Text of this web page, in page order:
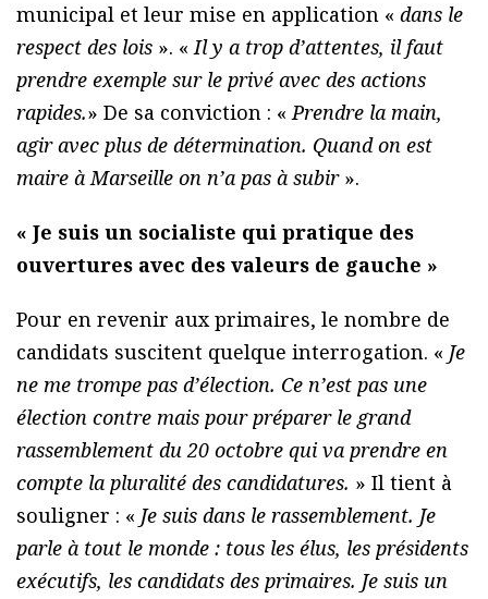
municipal et leur mise en application « dans le
respect des lois ». «Il y a trop d’attentes, il faut
prendre exemple sur le privé avec des actions
rapides.» De sa conviction : « Prendre la main,
agir avec plus de détermination. Quand on est
maire à Marseille on n’a pas à subir».
« Je suis un socialiste qui pratique des
ouvertures avec des valeurs de gauche »
Pour en revenir aux primaires, le nombre de
candidats suscitent quelque interrogation. « Je
ne me trompe pas d’élection. Ce n’est pas une
élection contre mais pour préparer le grand
rassemblement du 20 octobre qui va prendre en
compte la pluralité des candidatures. » Il tient à
souligner : « Je suis dans le rassemblement. Je
parle à tout le monde : tous les élus, les présidents
exécutifs, les candidats des primaires. Je suis un